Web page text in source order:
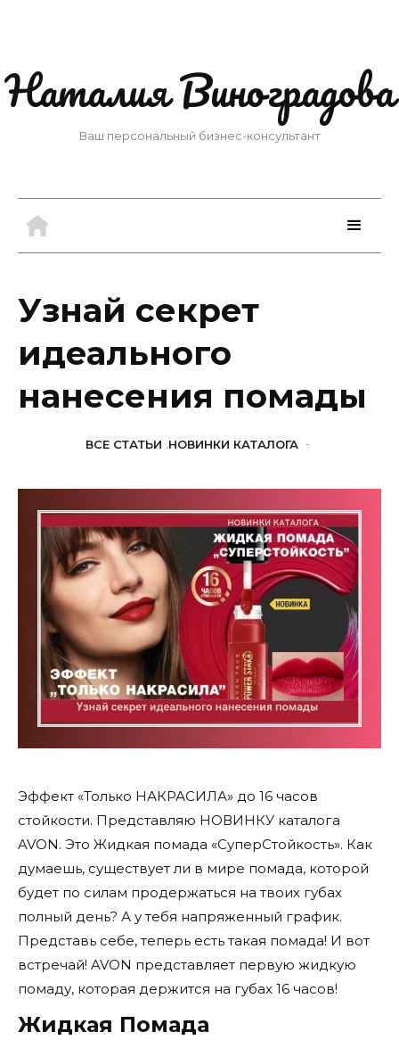
Наталия Виноградова
Ваш персональный бизнес-консультант
Узнай секрет
идеального
нанесения помады
ВСЕ СТАТЬИ ,НОВИНКИ КАТАЛОГА -
Эффект «Только НАКРАСИЛА» до 16 часов
стойкости. Представляю НОВИНКУ каталога
AVON. Это Жидкая помада «СуперСтойкость». Как
думаешь, существует ли в мире помада, которой
будет по силам продержаться на твоих губах
полный день? А у тебя напряженный график.
Представь себе, теперь есть такая помада! И вот
встречай! AVON представляет первую жидкую
помаду, которая держится на губах 16 часов!
Жидкая Помада